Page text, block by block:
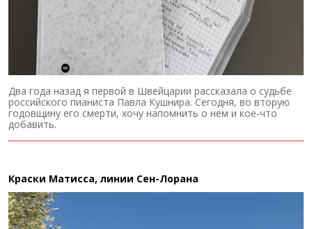
Два года назад я первой в Швейцарии рассказала о судьбе
российского пианиста Павла Кушнира. Сегодня, во вторую
годовщину его смерти, хочу напомнить о нем и кое-что
добавить.
Краски Матисса, линии Сен-Лорана